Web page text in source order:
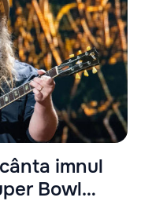
imnul
Bowl